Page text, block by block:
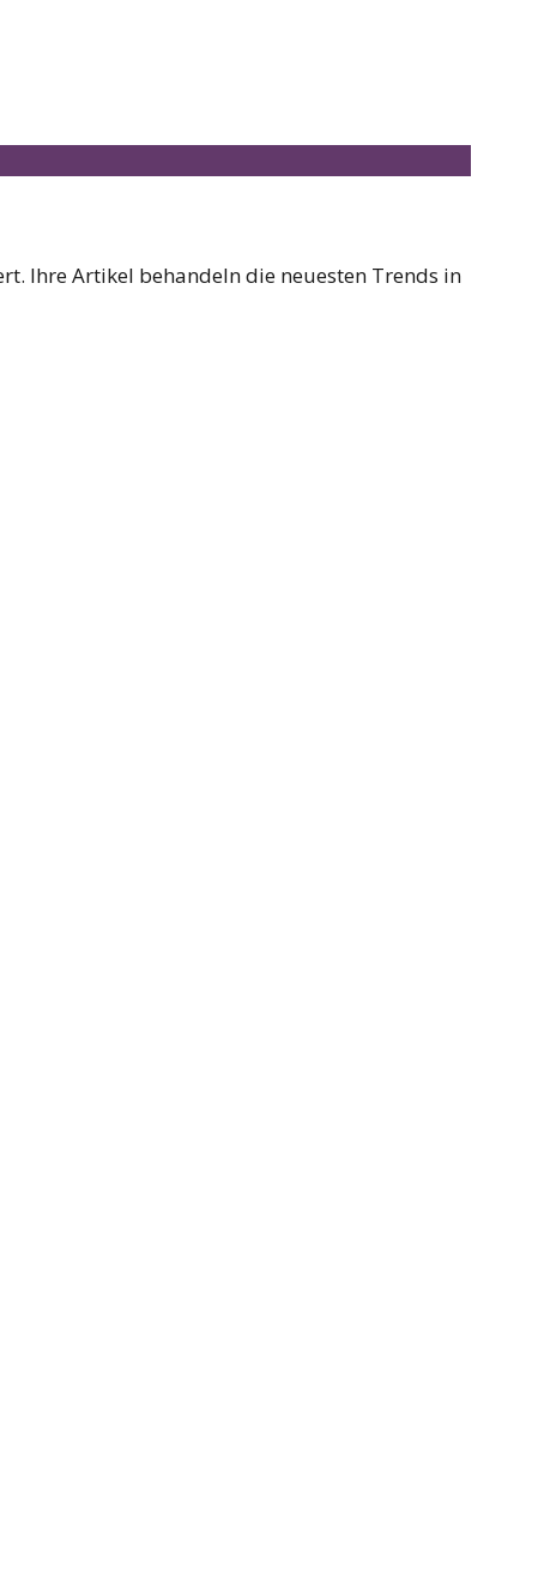
Ihre Artikel behandeln die neuesten Trends in